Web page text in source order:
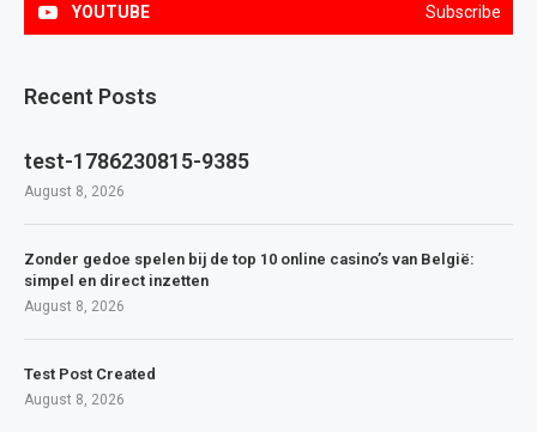
YOUTUBE Subscribe
Recent Posts
test-1786230815-9385
August 8, 2026
Zonder gedoe spelen bij de top 10 online casino’s van België:
simpel en direct inzetten
August 8, 2026
Test Post Created
August 8, 2026